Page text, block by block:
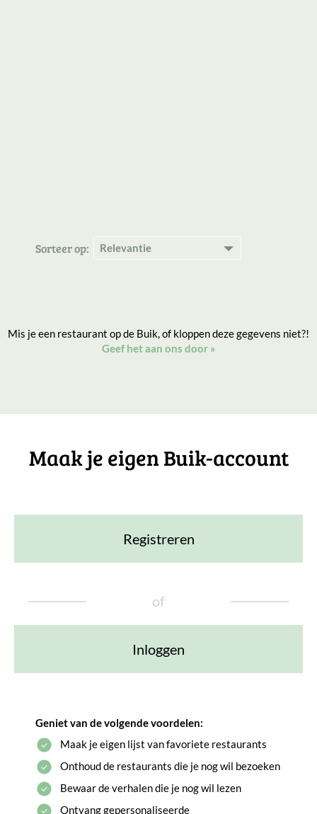
Sorteer op:
Mis je een restaurant op de Buik, of kloppen deze gegevens niet?!
Geef het aan ons door »
Maak je eigen Buik-account
Registreren
of
Inloggen
Geniet van de volgende voordelen:
Maak je eigen lijst van favoriete restaurants
Onthoud de restaurants die je nog wil bezoeken
Bewaar de verhalen die je nog wil lezen
Ontvang gepersonaliseerde